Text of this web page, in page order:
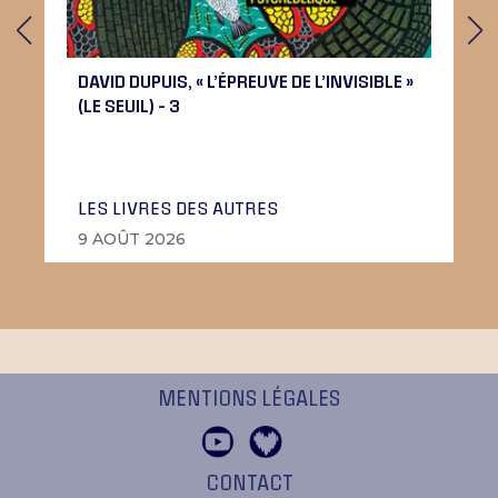
DAVID DUPUIS, « L’ÉPREUVE DE L’INVISIBLE »
(LE SEUIL) – 3
LES LIVRES DES AUTRES
9 AOÛT 2026
MENTIONS LÉGALES
CONTACT